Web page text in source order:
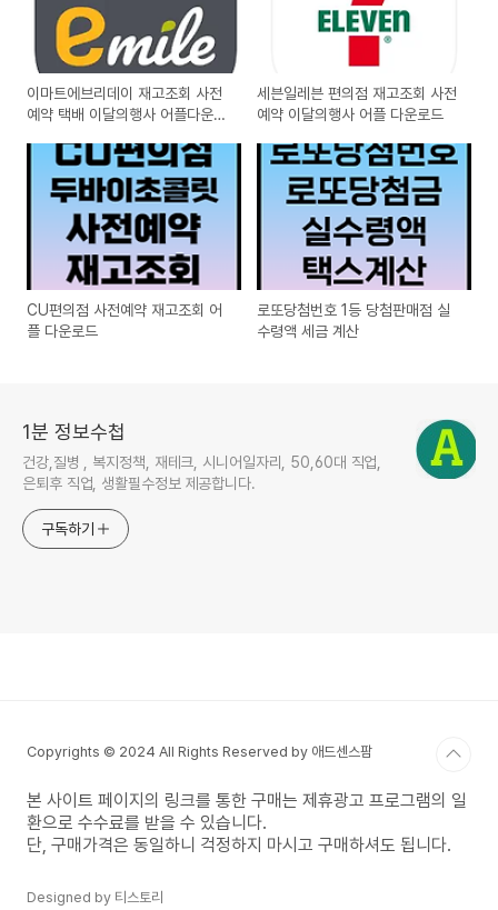
이마트에브리데이 재고조회 사전
예약 택배 이달의행사 어플다운로
세븐일레븐 편의점 재고조회 사전
예약 이달의행사 어플 다운로드
CU편의점 사전예약 재고조회 어
플 다운로드
로또당첨번호 1등 당첨판매점 실
수령액 세금 계산
1분 정보수첩
건강,질병 , 복지정책, 재테크, 시니어일자리, 50,60대 직업,
은퇴후 직업, 생활필수정보 제공합니다.
구독하기
Copyrights © 2024 All Rights Reserved by 애드센스팜
본 사이트 페이지의 링크를 통한 구매는 제휴광고 프로그램의 일
환으로 수수료를 받을 수 있습니다.
단, 구매가격은 동일하니 걱정하지 마시고 구매하셔도 됩니다.
Designed by 티스토리